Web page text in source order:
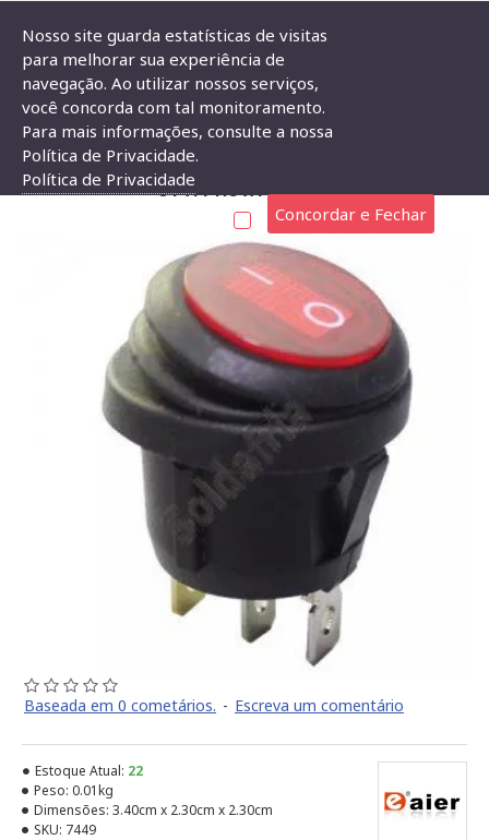
Marca Daier Chave Gangorra KCD1-105N-W Vermelha Neon
CHAVE GANGORRA KCD1-105N-W VERMELHA NEON
3T A PROVA D'ÁGUA
Baseada em 0 cometários. - Escreva um comentário
Estoque Atual: 22
Peso: 0.01kg
Dimensões: 3.40cm x 2.30cm x 2.30cm
SKU: 7449
Nosso site guarda estatísticas de visitas
para melhorar sua experiência de
navegação. Ao utilizar nossos serviços,
você concorda com tal monitoramento.
Para mais informações, consulte a nossa
Política de Privacidade.
Política de Privacidade
Concordar e Fechar